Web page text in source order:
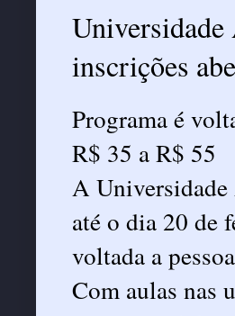
Universidade
inscrições
Programa é
R$ 35 a R$ 55
A Universidade
até o dia 20 de
voltada a
Com aulas nas